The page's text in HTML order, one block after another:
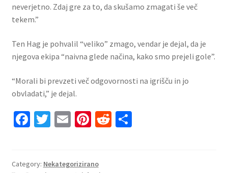
neverjetno. Zdaj gre za to, da skušamo zmagati še več
tekem.”
Ten Hag je pohvalil “veliko” zmago, vendar je dejal, da je
njegova ekipa “naivna glede načina, kako smo prejeli gole”.
“Morali bi prevzeti več odgovornosti na igrišču in jo
obvladati,” je dejal.
Fa
o
T
er
E
l
Pi
es
R S
Category: Nekategorizirano